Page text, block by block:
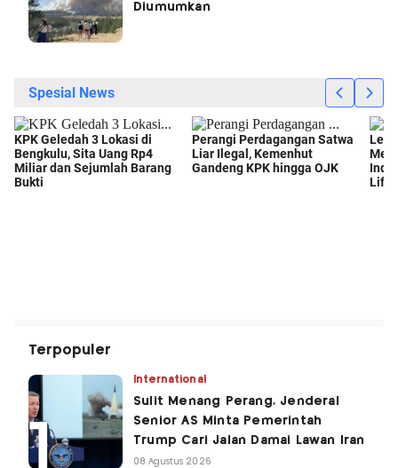
Diumumkan
Terpopuler
International
Sulit Menang Perang, Jenderal
Senior AS Minta Pemerintah
Trump Cari Jalan Damai Lawan Iran
08 Agustus 2026